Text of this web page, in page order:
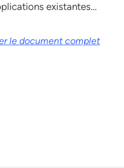
existantes…
le document complet